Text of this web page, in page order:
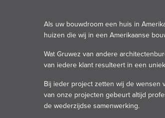
Als uw bouwdroom een huis in
huizen die wij in een Amerikaanse
Wat Gruwez van andere
van iedere klant resulteert in een
Bij ieder project zetten wij de wensen
van onze projecten gebeurt altijd
de wederzijdse samenwerking.